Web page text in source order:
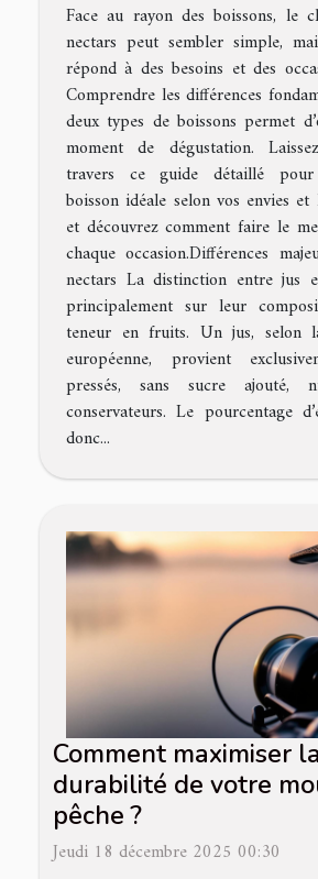
Face au rayon des boissons, le
nectars peut sembler simple,
répond à des besoins et des
Comprendre les différences
deux types de boissons permet
moment de dégustation.
travers ce guide détaillé
boisson idéale selon vos envies et
et découvrez comment faire le
chaque occasion.Différences
nectars La distinction entre jus
principalement sur leur
teneur en fruits. Un jus, selon
européenne, provient
pressés, sans sucre ajouté,
conservateurs. Le pourcentage
donc...
Comment maximiser la
durabilité de votre
pêche ?
Jeudi 18 décembre 2025 00:30